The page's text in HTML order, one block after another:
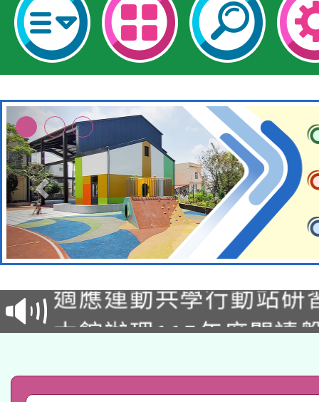
本校115學年度第2次
招甄選結果公告(無人
招)
適應運動共學行動站研
本館辦理115年度閱讀
A3數位素養講師名單